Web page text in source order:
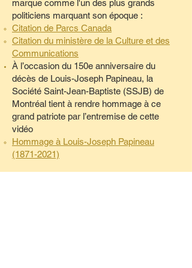
marque comme l'un des plus grands
politiciens marquant son époque :
Citation de Parcs Canada
Citation du ministère de la Culture et des
Communications
À l’occasion du 150e anniversaire du
décès de Louis-Joseph Papineau, la
Société Saint-Jean-Baptiste (SSJB) de
Montréal tient à rendre hommage à ce
grand patriote par l’entremise de cette
vidéo
Hommage à Louis-Joseph Papineau
(1871-2021)